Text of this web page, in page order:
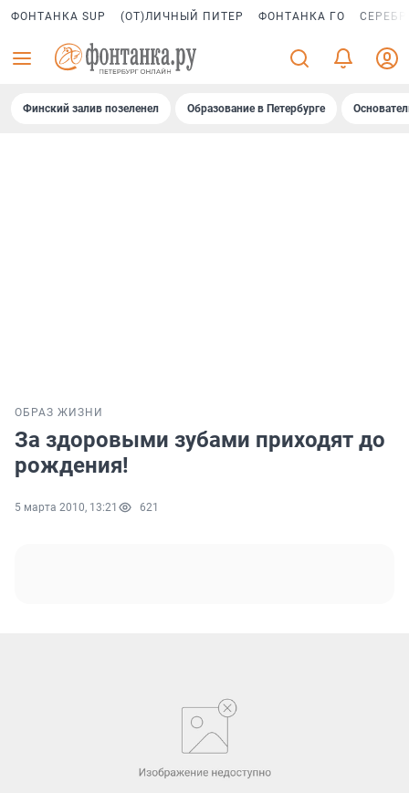
ФОНТАНКА SUP (ОТ)ЛИЧНЫЙ ПИТЕР ФОНТАНКА ГО
Финский залив позеленел Образование в Петербурге
ОБРАЗ ЖИЗНИ
За здоровыми зубами приходят до
рождения!
5 марта 2010, 13:21 621